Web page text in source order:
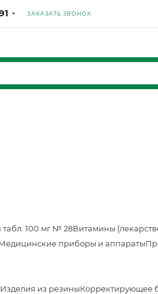
ЗАКАЗАТЬ ЗВОНОК
табл. 100 мг № 28Витамины
приборы и аппараты
Изделия из резиныКорректирующее